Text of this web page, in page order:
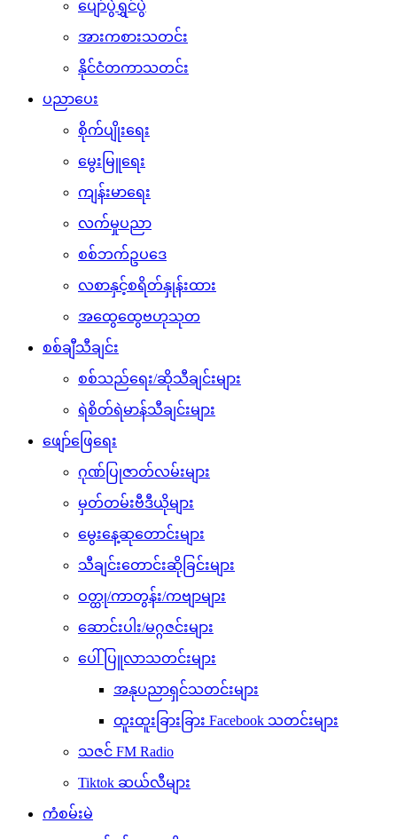
ပျော်ပွဲရွှင်ပွဲ
အားကစားသတင်း
နိုင်ငံတကာသတင်း
ပညာပေး
စိုက်ပျိုးရေး
မွေးမြူရေး
ကျန်းမာရေး
လက်မှုပညာ
စစ်ဘက်ဥပဒေ
လစာနှင့်စရိတ်နှုန်းထား
အထွေထွေဗဟုသုတ
စစ်ချီသီချင်း
စစ်သည်ရေး/ဆိုသီချင်းများ
ရဲစိတ်ရဲမာန်သီချင်းများ
ဖျော်ဖြေရေး
ဂုဏ်ပြုဇာတ်လမ်းများ
မှတ်တမ်းဗီဒီယိုများ
မွေးနေ့ဆုတောင်းများ
သီချင်းတောင်းဆိုခြင်းများ
ဝတ္ထု/ကာတွန်း/ကဗျာများ
ဆောင်းပါး/မဂ္ဂဇင်းများ
ပေါ်ပြူလာသတင်းများ
အနုပညာရှင်သတင်းများ
ထူးထူးခြားခြား Facebook သတင်းများ
သဇင် FM Radio
Tiktok ဆယ်လီများ
ကံစမ်းမဲ